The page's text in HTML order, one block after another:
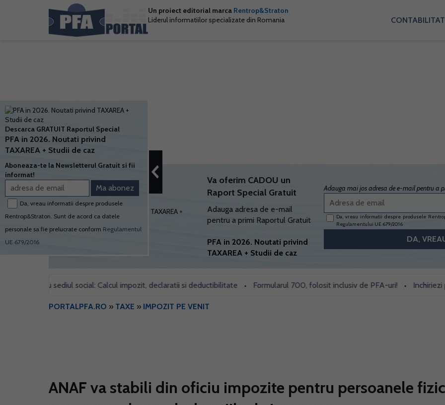
Un proiect editorial marca Rentrop&Straton
Liderul informatiilor specializate din Romania
Va oferim CADOU un
Raport Special Gratuit
Adauga adresa de e-mail
pentru a primi Raportul Gratuit
PFA in 2026. Noutati privind
TAXAREA + Studii de caz
Adauga mai jos adresa de e-mail pentru a
Da, vreau informatii despre produsele
Regulamentului UE 679/2016
pentru sediul social: Calcul impozit, declaratii si deductibilitate • Formularul 700, folosit inclusiv de PFA-uri! • Inchiriezi prin
PORTALPFA.RO » TAXE » IMPOZIT PE VENIT
ANAF va stabili din oficiu impozite pentru persoanele
Descarca GRATUIT Raportul Special
PFA in 2026. Noutati privind
TAXAREA + Studii de caz
Aboneaza-te la Newsletterul Gratuit si fii
informat!
Da, vreau informatii despre produsele
Rentrop&Straton. Sunt de acord ca datele
personale sa fie prelucrate conform Regulamentul
UE 679/2016